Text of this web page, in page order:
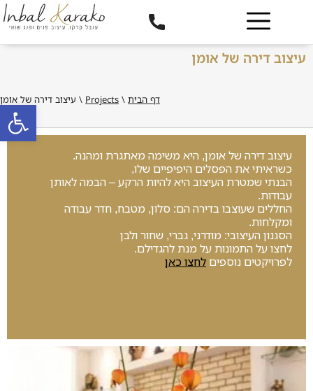
עיצוב דירה של אומן
דף הבית \
Projects
\ עיצוב דירה של אומן
עיצוב דירה של אומן, היא משימה מאתגרת ומהנה.
כשראיתי את הפסלים היפיפיים שלו,
הבנתי שמטרת העיצוב היא להיות הרקע – הבמה לאותן
עבודות.
החללים שעוצבו בדירה הם: סלון, מטבח, חדר עבודה
ומקלחות.
הסגנון העיצובי: מודרני, גברי, שחור ולבן
לחצו על התמונות על מנת להגדילם.
לפרויקטים נוספיםלחצו כאן
פתח